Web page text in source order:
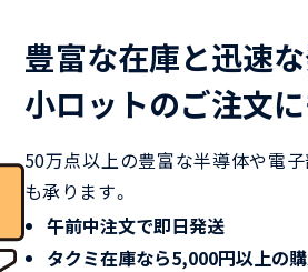
豊富な在庫と迅速
小ロットのご注文に
50万点以上の豊富な半導体や電
も承ります。
午前中注文で即日発送
タクミ在庫なら5,000円以上の購